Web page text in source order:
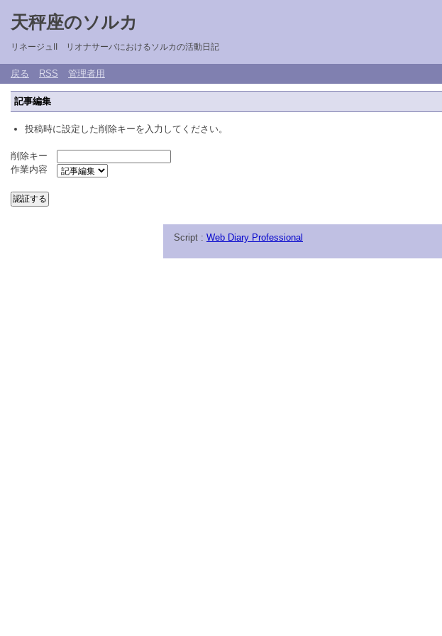
天秤座のソルカ
リネージュII リオナサーバにおけるソルカの活動日記
戻る RSS 管理者用
記事編集
投稿時に設定した削除キーを入力してください。
削除キー
作業内容
Script : Web Diary Professional